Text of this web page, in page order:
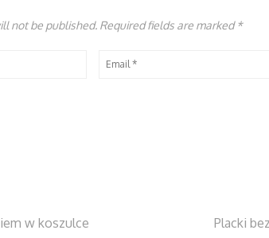
not be published. Required fields are marked*
w koszulce Placki